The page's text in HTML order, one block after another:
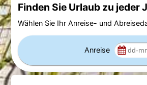
Finden Sie Urlaub zu jeder
Wählen Sie Ihr Anreise- und
Anreise